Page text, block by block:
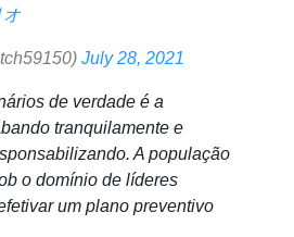
オ
July 28, 2021
de verdade é a
tranquilamente e
A população
o domínio de líderes
um plano preventivo